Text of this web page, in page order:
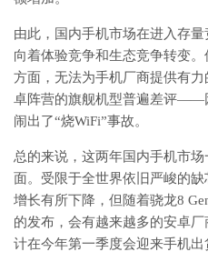
由此，国内手机市场在进入存
向着体验竞争和生态竞争转变
方面，无法为手机厂商提供有
卓阵营的旗舰机型普遍差评——
闹出了“烧WiFi”事故。
总的来说，这两年国内手机市
面。受限于全世界依旧严峻的
增长有所下降，但随着骁龙8
的发布，会有越来越多的安卓
计在今年第一季度会迎来手机出